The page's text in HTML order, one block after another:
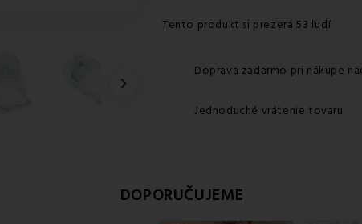

Tento produkt si prezerá 53 ľudí
Doprava zadarmo pri nákupe
Jednoduché vrátenie tovaru
DOPORUČUJEME